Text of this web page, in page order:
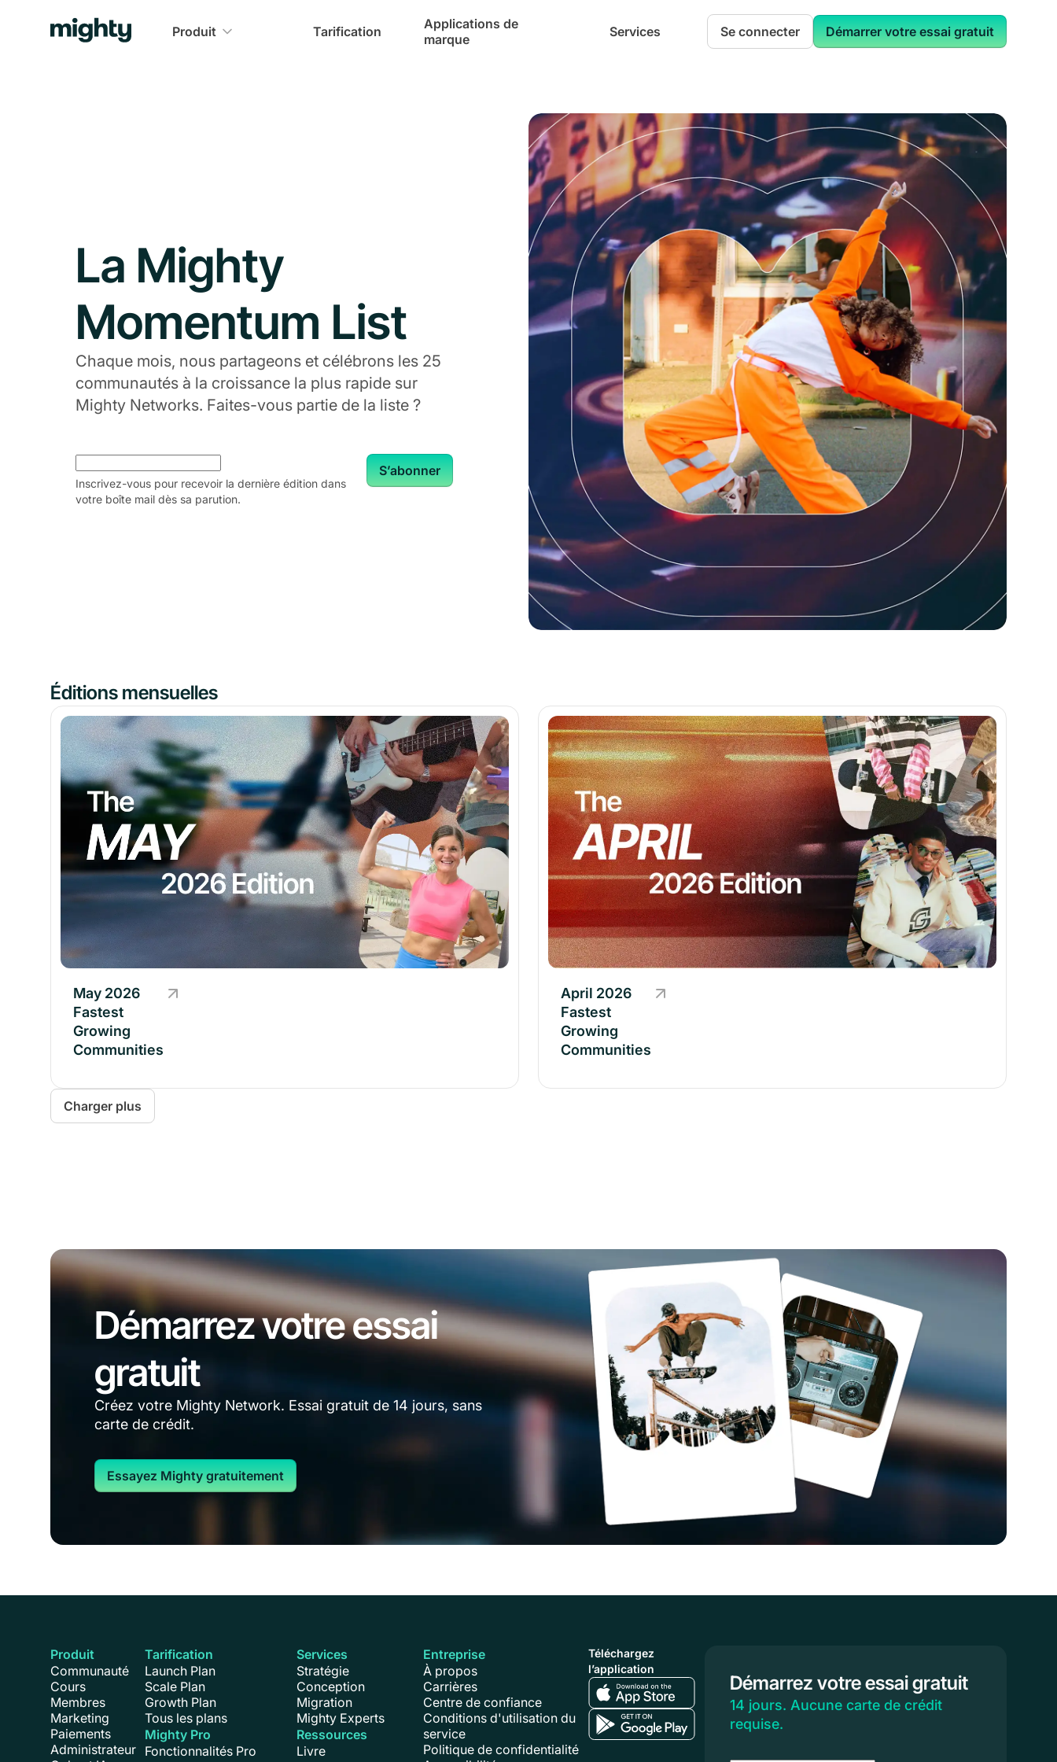
Produit Tarification
Applications de
marque
Services Se connecter Démarrer votre essai gratuit
La Mighty
Momentum List
Chaque mois, nous partageons et célébrons les 25
communautés à la croissance la plus rapide sur
Mighty Networks. Faites-vous partie de la liste ?
Inscrivez-vous pour recevoir la dernière édition dans
votre boîte mail dès sa parution.
S’abonner
Éditions mensuelles
May 2026
Fastest
Growing
Communities
April 2026
Fastest
Growing
Communities
Charger plus
Démarrez votre essai
gratuit
Créez votre Mighty Network. Essai gratuit de 14 jours, sans
carte de crédit.
Essayez Mighty gratuitement
Produit
Communauté
Cours
Membres
Marketing
Paiements
Administrateur
Tarification
Launch Plan
Scale Plan
Growth Plan
Tous les plans
Mighty Pro
Fonctionnalités Pro
Services
Stratégie
Conception
Migration
Mighty Experts
Ressources
Livre
Entreprise
À propos
Carrières
Centre de confiance
Conditions d'utilisation du
service
Politique de confidentialité
Téléchargez
l’application
Démarrez votre essai gratuit
14 jours. Aucune carte de crédit
requise.